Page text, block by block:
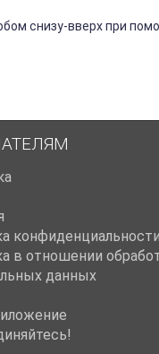
снизу-вверх при
конфиденциальности
в отношении
данных